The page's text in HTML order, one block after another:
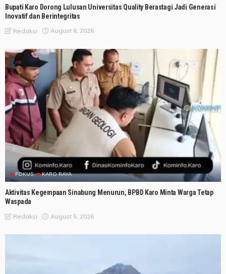
Bupati Karo Dorong Lulusan Universitas Quality Berastagi Jadi Generasi
Inovatif dan Berintegritas
Redaksi August 6, 2026
FOKUS KARO RAYA
Aktivitas Kegempaan Sinabung Menurun, BPBD Karo Minta Warga Tetap
Waspada
Redaksi August 5, 2026